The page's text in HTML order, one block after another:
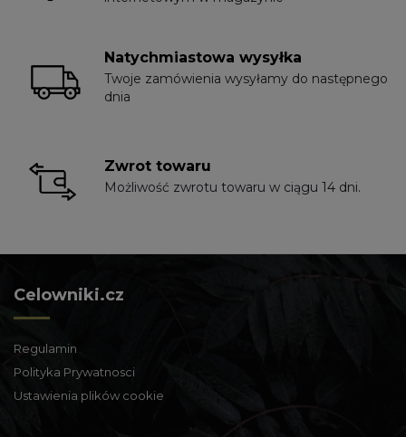
Natychmiastowa wysyłka
Twoje zamówienia wysyłamy do następnego
dnia
Zwrot towaru
Możliwość zwrotu towaru w ciągu 14 dni.
Celowniki.cz
Regulamin
Polityka Prywatnosci
Ustawienia plików cookie